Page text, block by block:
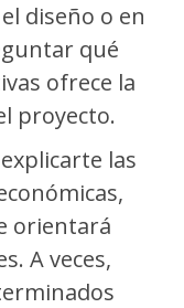
diseño o en
qué
ofrece la
proyecto.
las
orientará
A veces,